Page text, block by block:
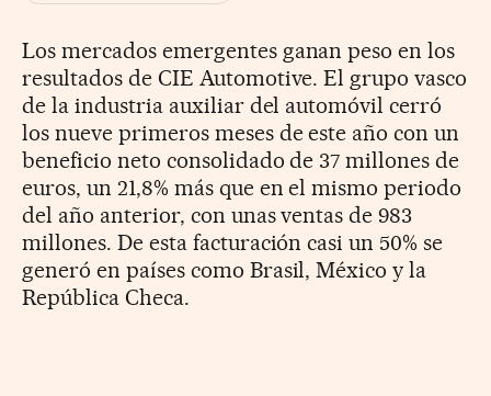
Los mercados emergentes ganan peso en los
resultados de CIE Automotive. El grupo vasco
de la industria auxiliar del automóvil cerró
los nueve primeros meses de este año con un
beneficio neto consolidado de 37 millones de
euros, un 21,8% más que en el mismo periodo
del año anterior, con unas ventas de 983
millones. De esta facturación casi un 50% se
generó en países como Brasil, México y la
República Checa.